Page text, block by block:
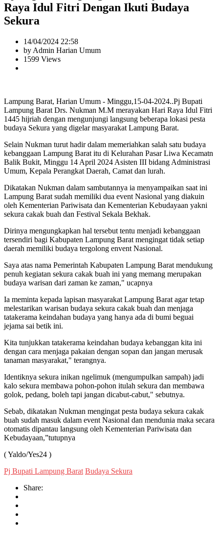
Raya Idul Fitri Dengan Ikuti Budaya
Sekura
14/04/2024 22:58
by Admin Harian Umum
1599 Views
Lampung Barat, Harian Umum - Minggu,15-04-2024..Pj Bupati
Lampung Barat Drs. Nukman M.M merayakan Hari Raya Idul Fitri
1445 hijriah dengan mengunjungi langsung beberapa lokasi pesta
budaya Sekura yang digelar masyarakat Lampung Barat.
Selain Nukman turut hadir dalam memeriahkan salah satu budaya
kebanggaan Lampung Barat itu di Kelurahan Pasar Liwa Kecamatn
Balik Bukit, Minggu 14 April 2024 Asisten III bidang Administrasi
Umum, Kepala Perangkat Daerah, Camat dan lurah.
Dikatakan Nukman dalam sambutannya ia menyampaikan saat ini
Lampung Barat sudah memiliki dua event Nasional yang diakuin
oleh Kementerian Pariwisata dan Kementerian Kebudayaan yakni
sekura cakak buah dan Festival Sekala Bekhak.
Dirinya mengungkapkan hal tersebut tentu menjadi kebanggaan
tersendiri bagi Kabupaten Lampung Barat mengingat tidak setiap
daerah memiliki budaya tergolong envent Nasional.
Saya atas nama Pemerintah Kabupaten Lampung Barat mendukung
penuh kegiatan sekura cakak buah ini yang memang merupakan
budaya warisan dari zaman ke zaman," ucapnya
Ia meminta kepada lapisan masyarakat Lampung Barat agar tetap
melestarikan warisan budaya sekura cakak buah dan menjaga
tatakerama keindahan budaya yang hanya ada di bumi beguai
jejama sai betik ini.
Kita tunjukkan tatakerama keindahan budaya kebanggan kita ini
dengan cara menjaga pakaian dengan sopan dan jangan merusak
tanaman masyarakat," terangnya.
Identiknya sekura inikan ngelimuk (mengumpulkan sampah) jadi
kalo sekura membawa pohon-pohon itulah sekura dan membawa
golok, pedang, boleh tapi jangan dicabut-cabut," sebutnya.
Sebab, dikatakan Nukman mengingat pesta budaya sekura cakak
buah sudah masuk dalam event Nasional dan mendunia maka secara
otomatis dipantau langsung oleh Kementerian Pariwisata dan
Kebudayaan,”tutupnya
( Yaldo/Yes24 )
Pj Bupati Lampung Barat Budaya Sekura
Share: